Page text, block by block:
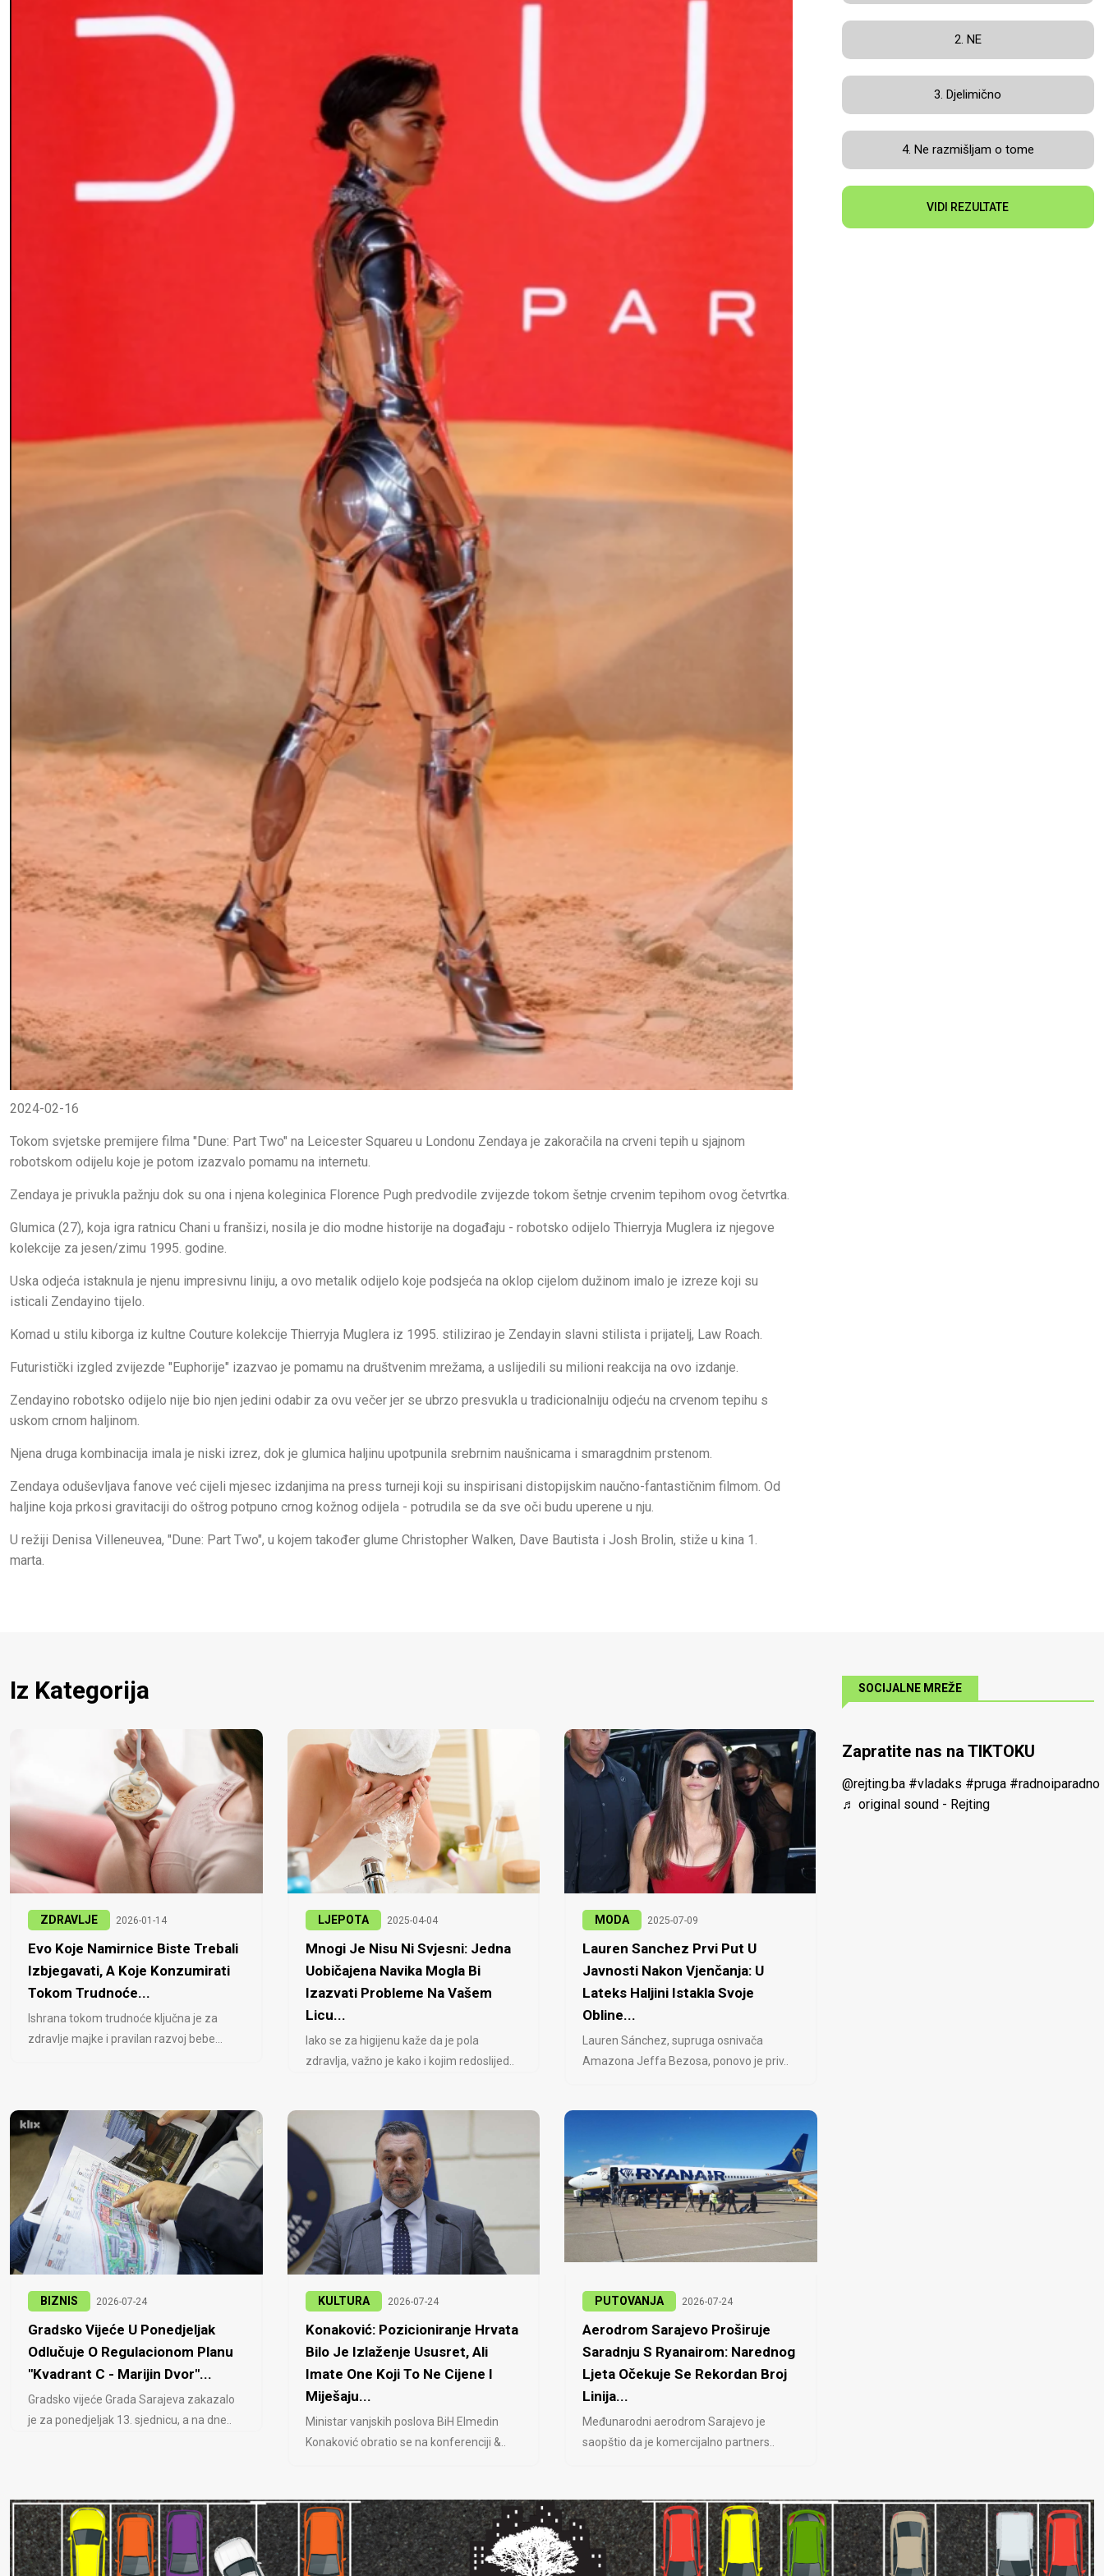
2024-02-16
Tokom svjetske premijere filma "Dune: Part Two" na Leicester Squareu u Londonu Zendaya je zakoračila na crveni tepih u sjajnom
robotskom odijelu koje je potom izazvalo pomamu na internetu.
Zendaya je privukla pažnju dok su ona i njena koleginica Florence Pugh predvodile zvijezde tokom šetnje crvenim tepihom ovog četvrtka.
Glumica (27), koja igra ratnicu Chani u franšizi, nosila je dio modne historije na događaju - robotsko odijelo Thierryja Muglera iz njegove
kolekcije za jesen/zimu 1995. godine.
Uska odjeća istaknula je njenu impresivnu liniju, a ovo metalik odijelo koje podsjeća na oklop cijelom dužinom imalo je izreze koji su
isticali Zendayino tijelo.
Komad u stilu kiborga iz kultne Couture kolekcije Thierryja Muglera iz 1995. stilizirao je Zendayin slavni stilista i prijatelj, Law Roach.
Futuristički izgled zvijezde "Euphorije" izazvao je pomamu na društvenim mrežama, a uslijedili su milioni reakcija na ovo izdanje.
Zendayino robotsko odijelo nije bio njen jedini odabir za ovu večer jer se ubrzo presvukla u tradicionalniju odjeću na crvenom tepihu s
uskom crnom haljinom.
Njena druga kombinacija imala je niski izrez, dok je glumica haljinu upotpunila srebrnim naušnicama i smaragdnim prstenom.
Zendaya oduševljava fanove već cijeli mjesec izdanjima na press turneji koji su inspirisani distopijskim naučno-fantastičnim filmom. Od
haljine koja prkosi gravitaciji do oštrog potpuno crnog kožnog odijela - potrudila se da sve oči budu uperene u nju.
U režiji Denisa Villeneuvea, "Dune: Part Two", u kojem također glume Christopher Walken, Dave Bautista i Josh Brolin, stiže u kina 1.
marta.
2. NE
3. Djelimično
4. Ne razmišljam o tome
VIDI REZULTATE
Iz Kategorija
ZDRAVLJE 2026-01-14
Evo Koje Namirnice Biste Trebali
Izbjegavati, A Koje Konzumirati
Tokom Trudnoće...
Ishrana tokom trudnoće ključna je za
zdravlje majke i pravilan razvoj bebe...
LJEPOTA 2025-04-04
Mnogi Je Nisu Ni Svjesni: Jedna
Uobičajena Navika Mogla Bi
Izazvati Probleme Na Vašem
Licu...
Iako se za higijenu kaže da je pola
zdravlja, važno je kako i kojim redoslijed..
MODA 2025-07-09
Lauren Sanchez Prvi Put U
Javnosti Nakon Vjenčanja: U
Lateks Haljini Istakla Svoje
Obline...
Lauren Sánchez, supruga osnivača
Amazona Jeffa Bezosa, ponovo je priv..
BIZNIS 2026-07-24
Gradsko Vijeće U Ponedjeljak
Odlučuje O Regulacionom Planu
"Kvadrant C - Marijin Dvor"...
Gradsko vijeće Grada Sarajeva zakazalo
je za ponedjeljak 13. sjednicu, a na dne..
KULTURA 2026-07-24
Konaković: Pozicioniranje Hrvata
Bilo Je Izlaženje Ususret, Ali
Imate One Koji To Ne Cijene I
Miješaju...
Ministar vanjskih poslova BiH Elmedin
Konaković obratio se na konferenciji &..
PUTOVANJA 2026-07-24
Aerodrom Sarajevo Proširuje
Saradnju S Ryanairom: Narednog
Ljeta Očekuje Se Rekordan Broj
Linija...
Međunarodni aerodrom Sarajevo je
saopštio da je komercijalno partners..
SOCIJALNE MREŽE
Zapratite nas na TIKTOKU
@rejting.ba #vladaks #pruga #radnoiparadno
♬ original sound - Rejting